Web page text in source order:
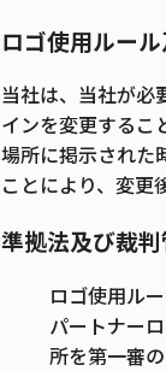
ロゴ使用ルー
当社は、当社が必
インを変更するこ
場所に掲示された
ことにより、変更
準拠法及び裁
ロゴ使用ル
パートナー
所を第一審